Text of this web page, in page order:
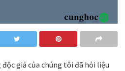
giả của chúng tôi đã hỏi liệu